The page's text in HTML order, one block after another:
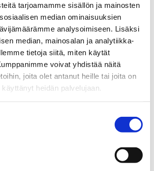
tarjoamamme sisällön ja mainosten
median ominaisuuksien
analysoimiseen. Lisäksi
median, mainosalan ja analytiikka-
tietoja siitä, miten käytät
voivat yhdistää näitä
joita olet antanut heille tai joita on
heidän palvelujaan.
tulevat säästösi, jotka saat
rekisteröi yhteystietoni tapausta varten.
Thermia käsittelee henkilötietojasi.
asiaan
pian.